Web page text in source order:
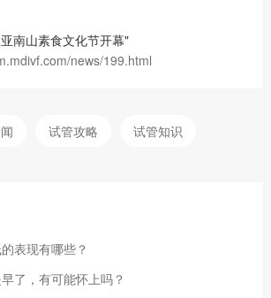
南山素食文化节开幕"
news/199.html
试管攻略 试管知识
表现有哪些？
了，有可能怀上吗？